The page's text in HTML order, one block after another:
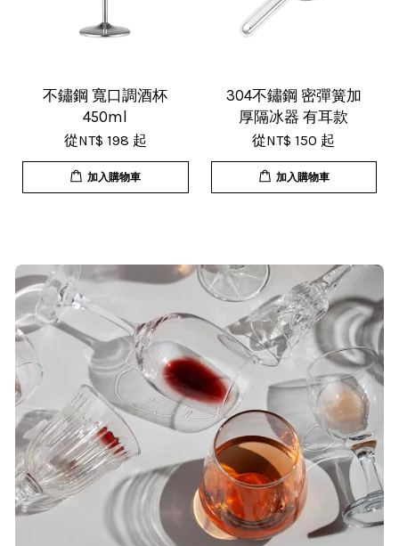
效率，現在買調酒用品都會優先選購
這間店。
T***
超值，值得推薦大家購買
S***
20/Nov/2025 10:10 am
很快就收到商品了，出貨速度相當
快，下單後很快就出貨了，商品包裝
完整，價錢也相當的不錯，值得推薦
不鏽鋼 寬口調酒杯
450ml
從NT$ 198 起
加入購物車
304不鏽鋼 密彈簧加
厚隔冰器 有耳款
從NT$ 150 起
加入購物車